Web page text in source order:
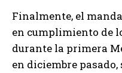
Finalmente, el
en cumplimiento de
durante la primera
en diciembre